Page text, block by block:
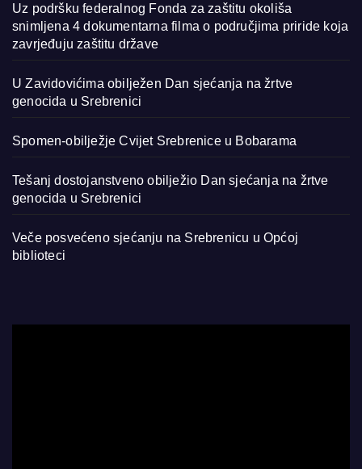
Uz podršku federalnog Fonda za zaštitu okoliša
snimljena 4 dokumentarna filma o područjima priride koja
zavrjeđuju zaštitu države
U Zavidovićima obilježen Dan sjećanja na žrtve
genocida u Srebrenici
Spomen-obilježje Cvijet Srebrenice u Bobarama
Tešanj dostojanstveno obilježio Dan sjećanja na žrtve
genocida u Srebrenici
Veče posvećeno sjećanju na Srebrenicu u Općoj
biblioteci